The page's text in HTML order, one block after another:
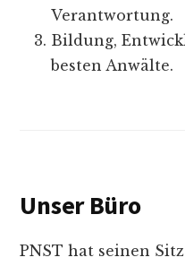
Verantwortung.
Bildung,
besten Anwälte.
Unser Büro
PNST hat seinen